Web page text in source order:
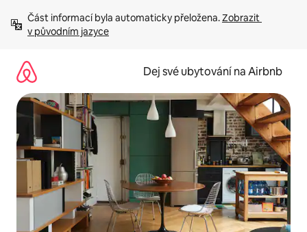
obsah
Část informací byla automaticky přeložena. Zobrazit
v původním jazyce
Dej své ubytování na Airbnb